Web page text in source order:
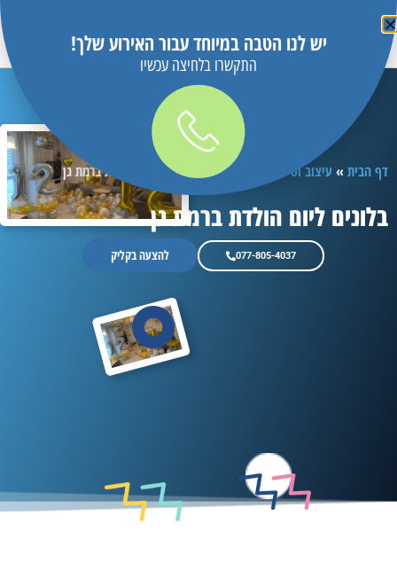
דף הבית»עיצוב וסידור בלונים במרכז בלונים ליום הולדת ברמת גן
בלונים ליום הולדת ברמת גן
077-805-4037 להצעה בקליק
יש לנו הטבה במיוחד עבור האירוע שלך!
התקשרו בלחיצה עכשיו